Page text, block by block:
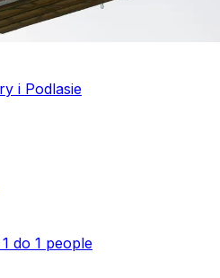
i Podlasie
do 1 people